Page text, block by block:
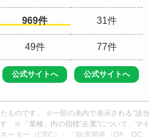
969 31
49 77
公式サイトへ 公式サイトへ
ものです。 ※一部の表内で表示される”該当
※「業種」内の指標”企業”について、マイ
ーター（CRC）」「臨床開発（QA、QC、